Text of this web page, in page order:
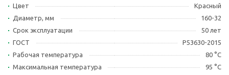
Цвет
Красный
Диаметр, мм
160-32
Срок эксплуатации
50 лет
ГОСТ
Р53630-2015
Рабочая температура
80 °С
Максимальная температура
95 °С